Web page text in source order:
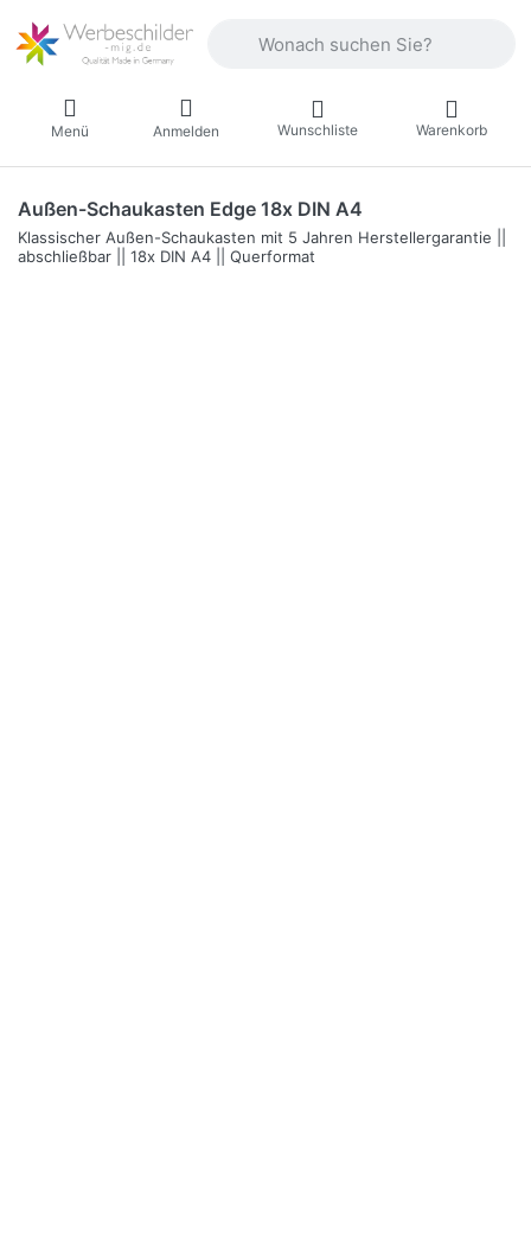
Menü Anmelden Wunschliste Warenkorb
Außen-Schaukasten Edge 18x DIN A4
Klassischer Außen-Schaukasten mit 5 Jahren Herstellergarantie ||
abschließbar || 18x DIN A4 || Querformat